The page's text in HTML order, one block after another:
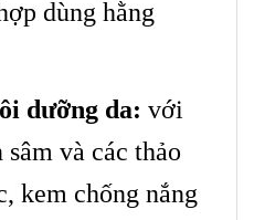
dùng hằng
dưỡng da: với
và các thảo
kem chống nắng